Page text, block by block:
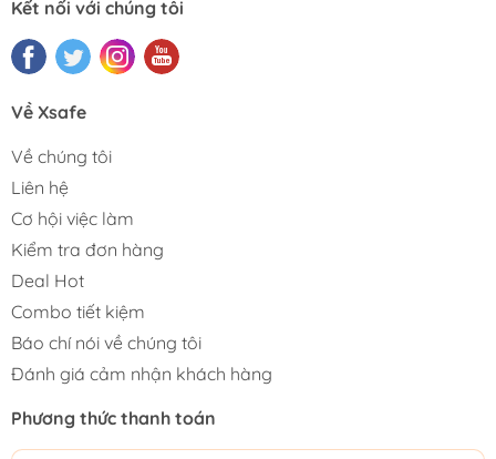
Kết nối với chúng tôi
Về Xsafe
Về chúng tôi
Liên hệ
Cơ hội việc làm
Kiểm tra đơn hàng
Deal Hot
Combo tiết kiệm
Báo chí nói về chúng tôi
Đánh giá cảm nhận khách hàng
Phương thức thanh toán